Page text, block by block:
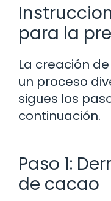
para la
La creación
un proceso
sigues los
continuación.
Paso 1:
de cacao